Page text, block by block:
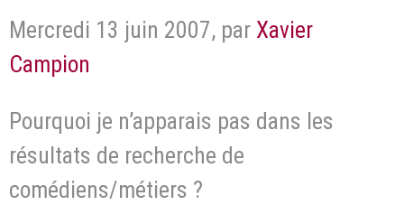
Mercredi 13 juin 2007, par Xavier
Campion
Pourquoi je n’apparais pas dans les
résultats de recherche de
comédiens/métiers ?